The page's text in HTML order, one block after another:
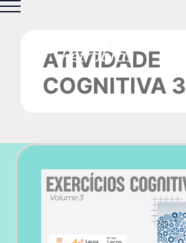
Ir
conteúdoATIVIDADE
COGNITIVA 3